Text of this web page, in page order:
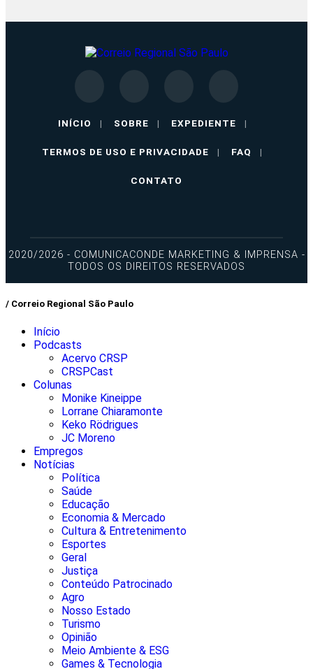
INÍCIO | SOBRE | EXPEDIENTE |
TERMOS DE USO E PRIVACIDADE | FAQ |
CONTATO
2020/2026 - COMUNICACONDE MARKETING & IMPRENSA -
TODOS OS DIREITOS RESERVADOS
/ Correio Regional São Paulo
Início
Podcasts
Acervo CRSP
CRSPCast
Colunas
Monike Kineippe
Lorrane Chiaramonte
Keko Rödrigues
JC Moreno
Empregos
Notícias
Política
Saúde
Educação
Economia & Mercado
Cultura & Entretenimento
Esportes
Geral
Justiça
Conteúdo Patrocinado
Agro
Nosso Estado
Turismo
Opinião
Meio Ambiente & ESG
Games & Tecnologia